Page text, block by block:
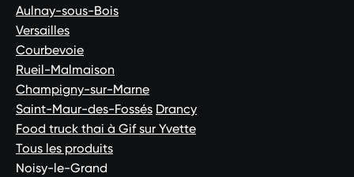
Aulnay-sous-Bois
Versailles
Courbevoie
Rueil-Malmaison
Champigny-sur-Marne
Saint-Maur-des-Fossés Drancy
Food truck thai à Gif sur Yvette
Tous les produits
Noisy-le-Grand